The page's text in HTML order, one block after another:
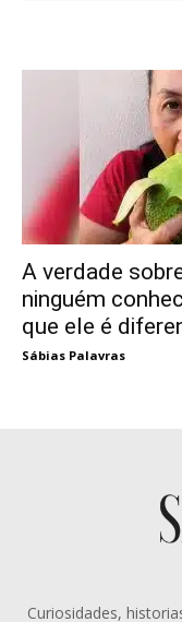
A verdade
ninguém
que ele é
Sábias Palavras
Curiosidades,